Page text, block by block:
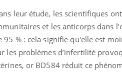
leur étude, les scientifiques
et les anticorps dans
95 % : cela signifie qu'elle est
les problèmes d’infertilité
or BD584 réduit ce
Bébés, jeunes enfants :
quelle trousse à
pharmacie pour les